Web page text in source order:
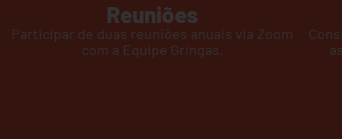
Reuniões
Participar de duas reuniões anuais via Zoom
com a Equipe Gringas.​